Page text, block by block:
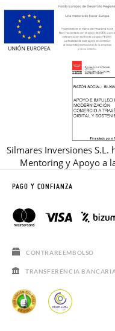
Silmares Inversiones
Mentoring y Apoyo a
PAGO Y CONFIANZA
CONTRAREEMBOLSO
TRANSFERENCIA